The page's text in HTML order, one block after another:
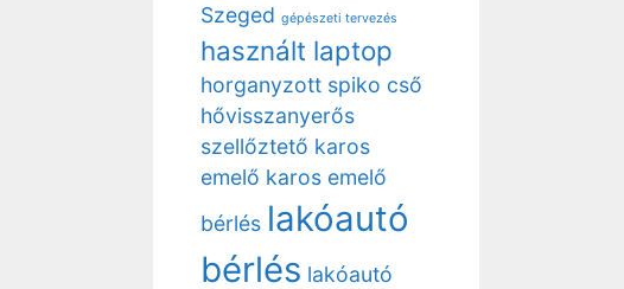
Szeged gépészeti tervezés
használt laptop
horganyzott spiko cső
hővisszanyerős
szellőztető karos
emelő karos emelő
bérlés lakóautó
bérlés lakóautó